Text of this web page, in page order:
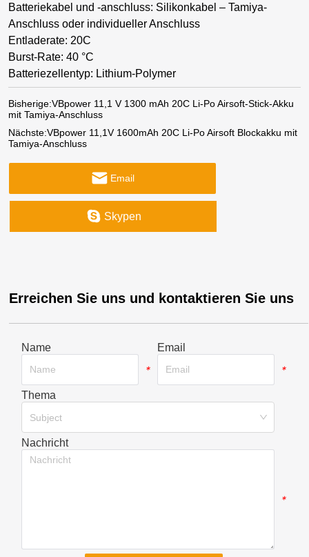
Batteriekabel und -anschluss: Silikonkabel – Tamiya-
Anschluss oder individueller Anschluss
Entladerate: 20C
Burst-Rate: 40 °C
Batteriezellentyp: Lithium-Polymer
Bisherige:VBpower 11,1 V 1300 mAh 20C Li-Po Airsoft-Stick-Akku
mit Tamiya-Anschluss
Nächste:VBpower 11,1V 1600mAh 20C Li-Po Airsoft Blockakku mit
Tamiya-Anschluss
Email
Skypen
Erreichen Sie uns und kontaktieren Sie uns
Name
*
Email
*
Thema
Subject
Nachricht
*